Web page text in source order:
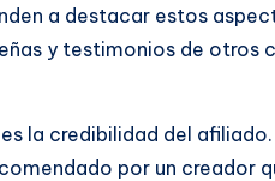
a destacar estos
y testimonios de otros
la credibilidad del
por un creador